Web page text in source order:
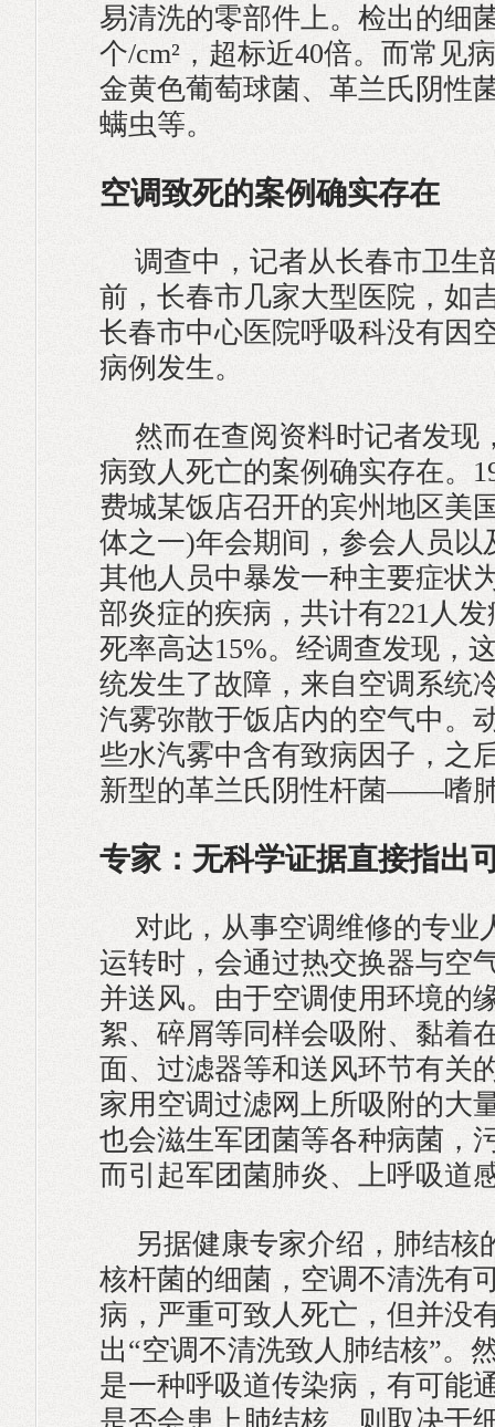
易清洗的零部件上。检出的细
个/cm²，超标近40倍。而常见
金黄色葡萄球菌、革兰氏阴性
螨虫等。
空调致死的案例确实存在
调查中，记者从长春市卫生
前，长春市几家大型医院，如
长春市中心医院呼吸科没有因
病例发生。
然而在查阅资料时记者发现
病致人死亡的案例确实存在。
费城某饭店召开的宾州地区美
体之一)年会期间，参会人员以
其他人员中暴发一种主要症状
部炎症的疾病，共计有221人
死率高达15%。经调查发现，
统发生了故障，来自空调系统
汽雾弥散于饭店内的空气中。
些水汽雾中含有致病因子，之
新型的革兰氏阴性杆菌——嗜
专家：无科学证据直接指出
对此，从事空调维修的专业
运转时，会通过热交换器与空
并送风。由于空调使用环境的
絮、碎屑等同样会吸附、黏着
面、过滤器等和送风环节有关
家用空调过滤网上所吸附的大
也会滋生军团菌等各种病菌，
而引起军团菌肺炎、上呼吸道
另据健康专家介绍，肺结核
核杆菌的细菌，空调不清洗有
病，严重可致人死亡，但并没
出“空调不清洗致人肺结核”。
是一种呼吸道传染病，有可能